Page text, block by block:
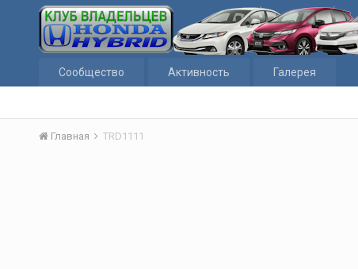
Сообщество Активность Галерея
Главная TRD1111